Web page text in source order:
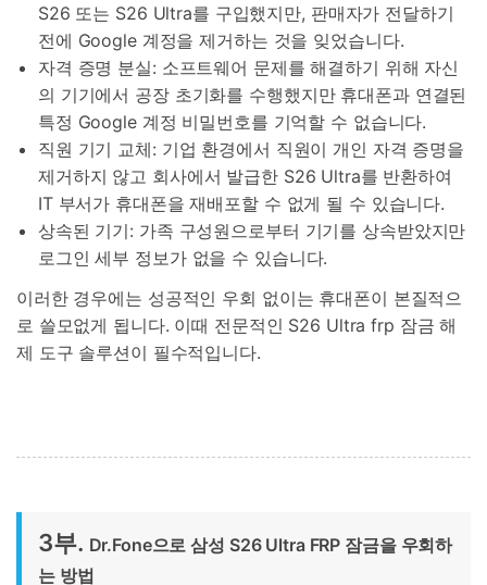
S26 또는 S26 Ultra를 구입했지만, 판매자가 전달하기
전에 Google 계정을 제거하는 것을 잊었습니다.
자격 증명 분실: 소프트웨어 문제를 해결하기 위해 자신
의 기기에서 공장 초기화를 수행했지만 휴대폰과 연결된
특정 Google 계정 비밀번호를 기억할 수 없습니다.
직원 기기 교체: 기업 환경에서 직원이 개인 자격 증명을
제거하지 않고 회사에서 발급한 S26 Ultra를 반환하여
IT 부서가 휴대폰을 재배포할 수 없게 될 수 있습니다.
상속된 기기: 가족 구성원으로부터 기기를 상속받았지만
로그인 세부 정보가 없을 수 있습니다.
이러한 경우에는 성공적인 우회 없이는 휴대폰이 본질적으
로 쓸모없게 됩니다. 이때 전문적인 S26 Ultra frp 잠금 해
제 도구 솔루션이 필수적입니다.
3부. Dr.Fone으로 삼성 S26 Ultra FRP 잠금을 우회하
는 방법